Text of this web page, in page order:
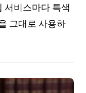
서비스마다 특색
그대로 사용하